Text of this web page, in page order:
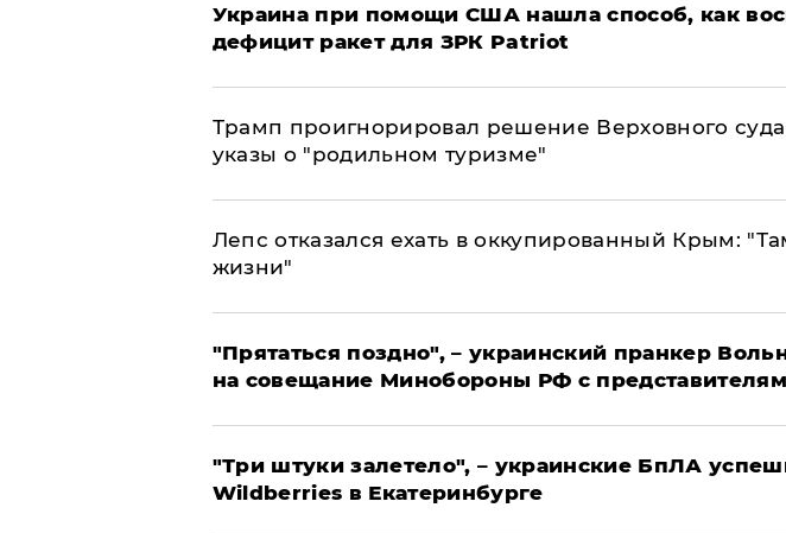
Украина при помощи США нашла способ, как
дефицит ракет для ЗРК Patriot
Трамп проигнорировал решение Верховного
указы о "родильном туризме"
Лепс отказался ехать в оккупированный Крым:
жизни"
"Прятаться поздно", – украинский пранкер
на совещание Минобороны РФ с
"Три штуки залетело", – украинские БпЛА
Wildberries в Екатеринбурге